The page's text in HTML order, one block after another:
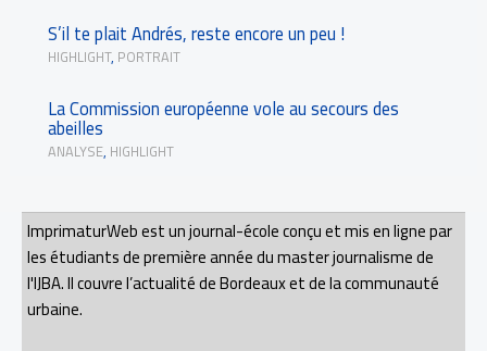
S’il te plait Andrés, reste encore un peu !
HIGHLIGHT, PORTRAIT
La Commission européenne vole au secours des
abeilles
ANALYSE, HIGHLIGHT
ImprimaturWeb est un journal-école conçu et mis en ligne par
les étudiants de première année du master journalisme de
l'IJBA. Il couvre l’actualité de Bordeaux et de la communauté
urbaine.